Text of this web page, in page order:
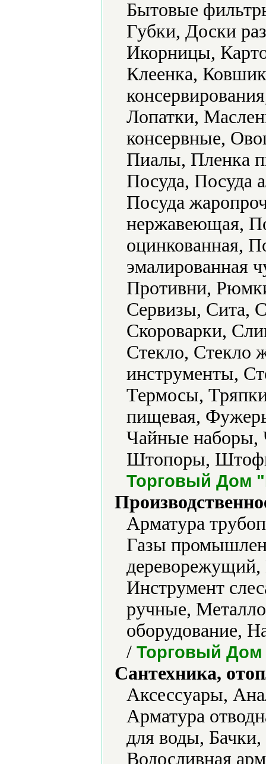
Бытовые
Губки, Доски
Икорницы,
Клеенка,
Лопатки,
консервные,
Пиалы, Пленка
Посуда, Посуда
Посуда
нержавеющая,
оцинкованная,
эмалированная
Противни,
Сервизы, Сита,
Скороварки,
Стекло, Стекло
инструменты,
Термосы,
пищевая,
Чайные
Штопоры,
Торговый Дом
Арматура
Газы
Инструмент
ручные,
оборудование,
/ Торговый
Сантехника,
Аксессуары,
Арматура
для воды,
Водосливная